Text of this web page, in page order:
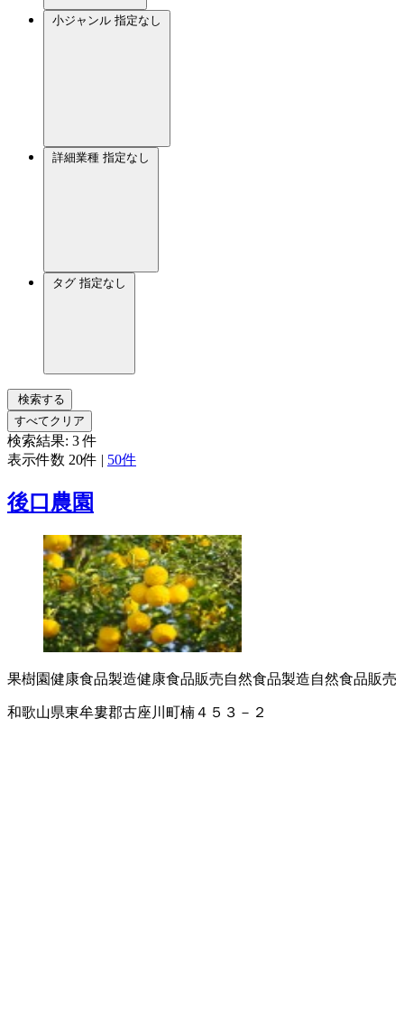
小ジャンル 指定なし
詳細業種 指定なし
タグ 指定なし
検索する
すべてクリア
検索結果: 3 件
表示件数 20件 | 50件
後口農園
果樹園健康食品製造健康食品販売自然食品製造自然食品販売
和歌山県東牟婁郡古座川町楠４５３－２